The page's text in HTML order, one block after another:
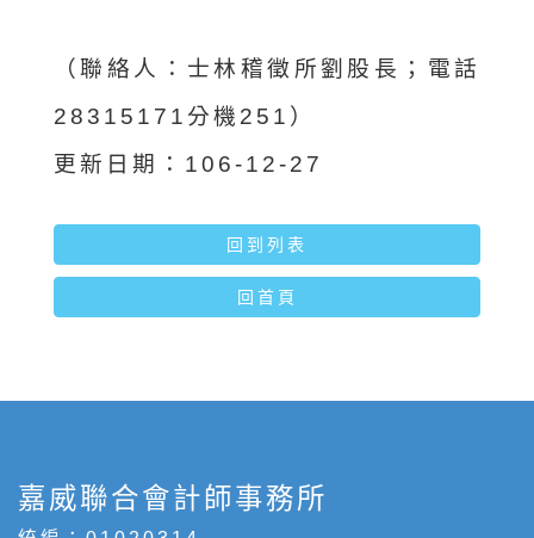
（聯絡人：士林稽徵所劉股長；電話
28315171分機251）
更新日期：106-12-27
回到列表
回首頁
嘉威聯合會計師事務所